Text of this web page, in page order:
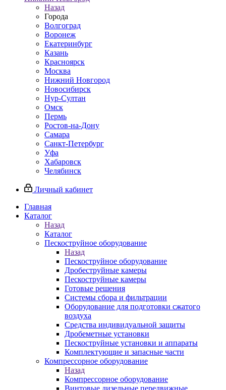
Назад
Города
Волгоград
Воронеж
Екатеринбург
Казань
Красноярск
Москва
Нижний Новгород
Новосибирск
Нур-Султан
Омск
Пермь
Ростов-на-Дону
Самара
Санкт-Петербург
Уфа
Хабаровск
Челябинск
Личный кабинет
Главная
Каталог
Назад
Каталог
Пескоструйное оборудование
Назад
Пескоструйное оборудование
Дробеструйные камеры
Пескоструйные камеры
Готовые решения
Системы сбора и фильтрации
Оборудование для подготовки сжатого
воздуха
Средства индивидуальной защиты
Дробеметные установки
Пескоструйные установки и аппараты
Комплектующие и запасные части
Компрессорное оборудование
Назад
Компрессорное оборудование
Винтовые дизельные передвижные